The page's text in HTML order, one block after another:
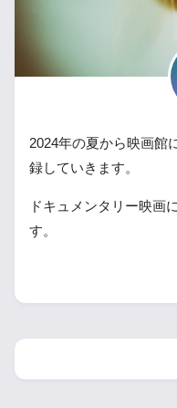
2024年の夏から映画館
録していきます。
ドキュメンタリー映画
す。